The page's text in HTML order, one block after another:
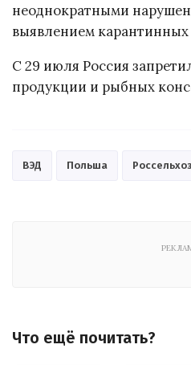
неоднократными
выявлением карантинных
С 29 июля Россия
продукции и рыбных
ВЭД Польша
Что ещё почитать?